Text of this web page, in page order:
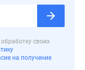
своих
на получение